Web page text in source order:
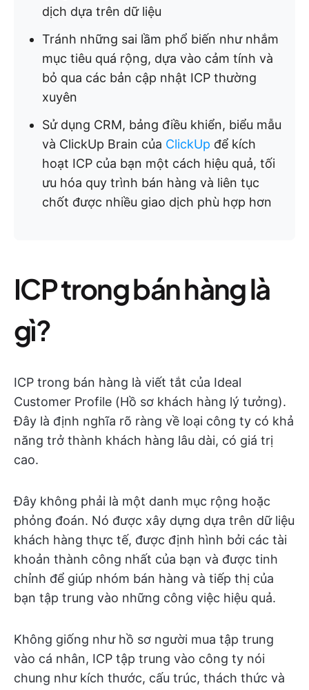
dịch dựa trên dữ liệu
Tránh những sai lầm phổ biến như nhắm
mục tiêu quá rộng, dựa vào cảm tính và
bỏ qua các bản cập nhật ICP thường
xuyên
Sử dụng CRM, bảng điều khiển, biểu mẫu
và ClickUp Brain của ClickUp để kích
hoạt ICP của bạn một cách hiệu quả, tối
ưu hóa quy trình bán hàng và liên tục
chốt được nhiều giao dịch phù hợp hơn
ICP trong bán hàng là
gì?
ICP trong bán hàng là viết tắt của Ideal
Customer Profile (Hồ sơ khách hàng lý tưởng).
Đây là định nghĩa rõ ràng về loại công ty có khả
năng trở thành khách hàng lâu dài, có giá trị
cao.
Đây không phải là một danh mục rộng hoặc
phỏng đoán. Nó được xây dựng dựa trên dữ liệu
khách hàng thực tế, được định hình bởi các tài
khoản thành công nhất của bạn và được tinh
chỉnh để giúp nhóm bán hàng và tiếp thị của
bạn tập trung vào những công việc hiệu quả.
Không giống như hồ sơ người mua tập trung
vào cá nhân, ICP tập trung vào công ty nói
chung như kích thước, cấu trúc, thách thức và